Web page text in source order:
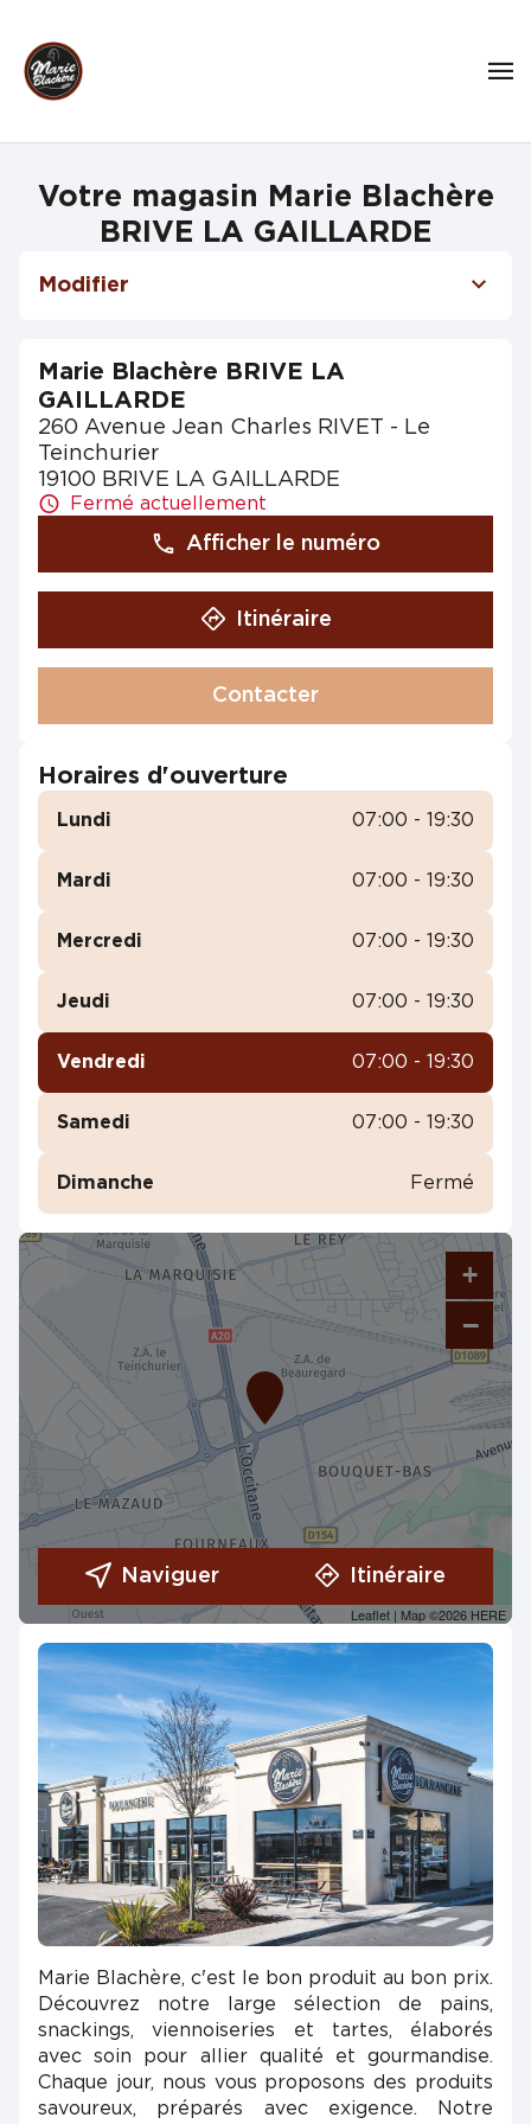
Votre magasin Marie Blachère
BRIVE LA GAILLARDE
Modifier
Marie Blachère BRIVE LA
GAILLARDE
260 Avenue Jean Charles RIVET - Le
Teinchurier
19100 BRIVE LA GAILLARDE
Fermé actuellement
Afficher le numéro
Itinéraire
Contacter
Horaires d'ouverture
Lundi 07:00 - 19:30
Mardi 07:00 - 19:30
Mercredi 07:00 - 19:30
Jeudi 07:00 - 19:30
Vendredi 07:00 - 19:30
Samedi 07:00 - 19:30
Dimanche Fermé
+
−
Leaflet | Map ©2026 HERE
Naviguer Itinéraire
Marie Blachère, c'est le bon produit au bon prix.
Découvrez notre large sélection de pains,
snackings, viennoiseries et tartes, élaborés
avec soin pour allier qualité et gourmandise.
Chaque jour, nous vous proposons des produits
savoureux, préparés avec exigence. Notre